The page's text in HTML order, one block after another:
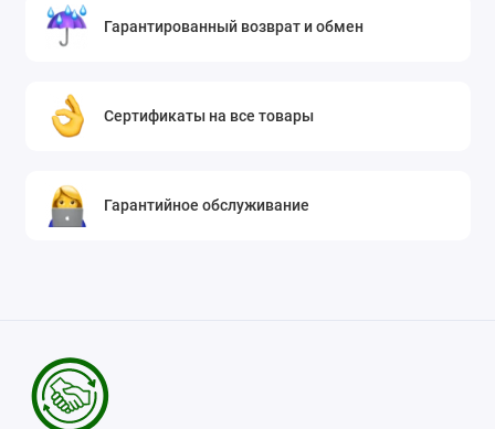
Гарантированный возврат и обмен
Сертификаты на все товары
Гарантийное обслуживание